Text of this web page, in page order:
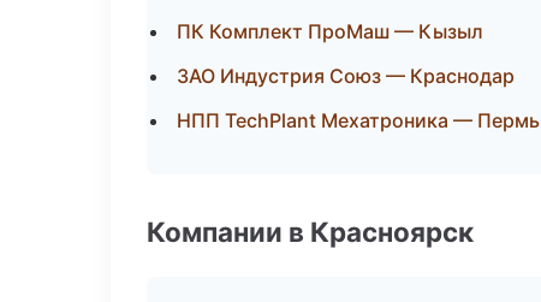
ПК Комплект ПроМаш — Кызыл
ЗАО Индустрия Союз — Краснодар
НПП TechPlant Мехатроника — Пермь
Компании в Красноярск